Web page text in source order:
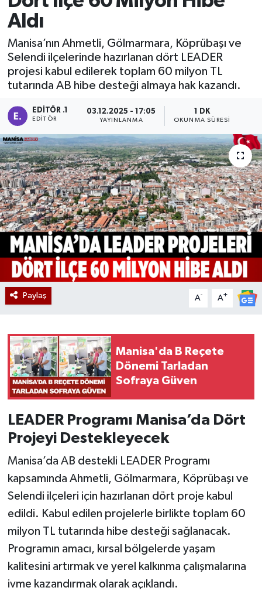
Aldı
Manisa’nın Ahmetli, Gölmarmara, Köprübaşı ve
Selendi ilçelerinde hazırlanan dört LEADER
projesi kabul edilerek toplam 60 milyon TL
tutarında AB hibe desteği almaya hak kazandı.
EDITÖR .1
EDITÖR
03.12.2025 - 17:05
YAYINLANMA
1 DK
OKUNMA SÜRESI
Paylaş A- A+
Manisa'da B Reçete
Dönemi Tarladan
Sofraya Güven
LEADER Programı Manisa’da Dört
Projeyi Destekleyecek
Manisa’da AB destekli LEADER Programı
kapsamında Ahmetli, Gölmarmara, Köprübaşı ve
Selendi ilçeleri için hazırlanan dört proje kabul
edildi. Kabul edilen projelerle birlikte toplam 60
milyon TL tutarında hibe desteği sağlanacak.
Programın amacı, kırsal bölgelerde yaşam
kalitesini artırmak ve yerel kalkınma çalışmalarına
ivme kazandırmak olarak açıklandı.
Manisaspor
Sağlık
Siyaset
Spor
Yaşam
Gizlilik Sözleşmesi
İletişim